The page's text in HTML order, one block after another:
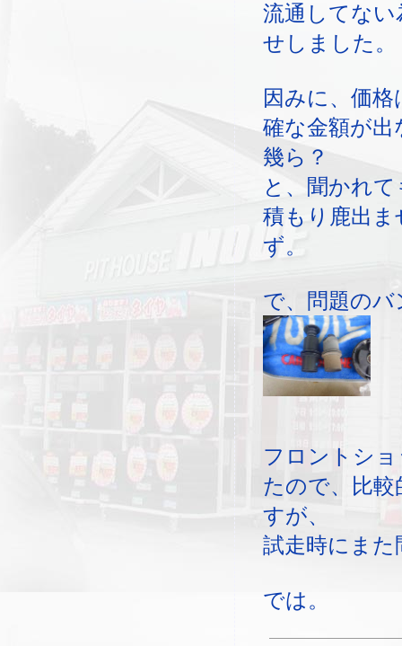
流通してない
せしました。
因みに、価
確な金額が
幾ら？
と、聞かれ
積もり鹿出
ず。
で、問題の
フロントシ
たので、比
すが、
試走時にま
では。